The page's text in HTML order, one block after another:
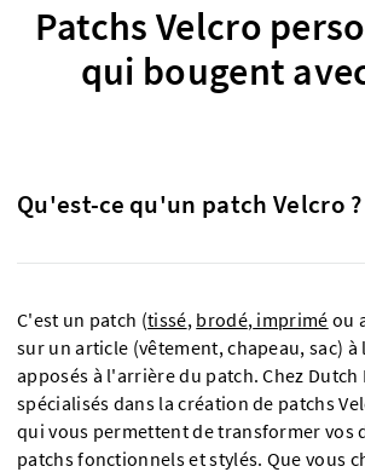
Patchs Velcro
qui bougent
Qu'est-ce qu'un patch Velcro ?
C'est un patch (tissé, brodé, imprimé ou
sur un article (vêtement, chapeau, sac) à
apposés à l'arrière du patch. Chez Dutch
spécialisés dans la création de patchs
qui vous permettent de transformer vos
patchs fonctionnels et stylés. Que vous